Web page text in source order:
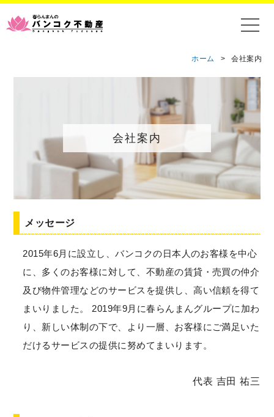
ホーム > 会社案内
会社案内
メッセージ
2015年6月に設立し、バンコクの日本人のお客様を中心
に、多くのお客様に対して、不動産の賃貸・売買の仲介
及び物件管理などのサービスを提供し、高い信頼を得て
まいりました。 2019年9月に春らんまんグループに加わ
り、新しい体制の下で、より一層、お客様にご満足いた
だけるサービスの提供に努めてまいります。
代表 吉田 祐三